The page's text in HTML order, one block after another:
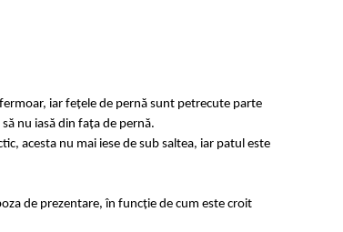
iar fețele de pernă sunt petrecute parte
nu iasă din fața de pernă.
acesta nu mai iese de sub saltea, iar patul este
de prezentare, în funcție de cum este croit